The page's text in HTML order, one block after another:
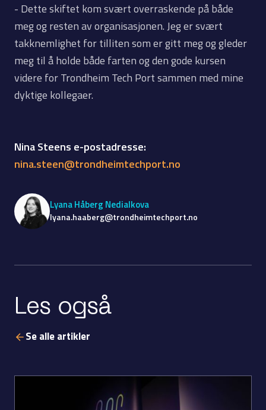
- Dette skiftet kom svært overraskende på både
meg og resten av organisasjonen. Jeg er svært
takknemlighet for tilliten som er gitt meg og gleder
meg til å holde både farten og den gode kursen
videre for Trondheim Tech Port sammen med mine
dyktige kollegaer.
Nina Steens e-postadresse:
nina.steen@trondheimtechport.no
Lyana Håberg Nedialkova
lyana.haaberg@trondheimtechport.no
Les også
Se alle artikler